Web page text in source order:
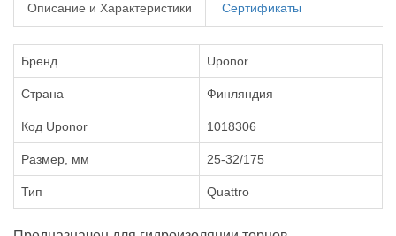
Описание и Характеристики Сертификаты
Бренд Uponor
Страна Финляндия
Код Uponor 1018306
Размер, мм 25-32/175
Тип Quattro